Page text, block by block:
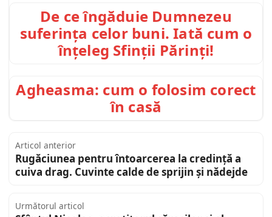
De ce îngăduie Dumnezeu
suferința celor buni. Iată cum o
înțeleg Sfinții Părinți!
Agheasma: cum o folosim corect
în casă
Articol anterior
Rugăciunea pentru întoarcerea la credință a
cuiva drag. Cuvinte calde de sprijin și nădejde
Următorul articol